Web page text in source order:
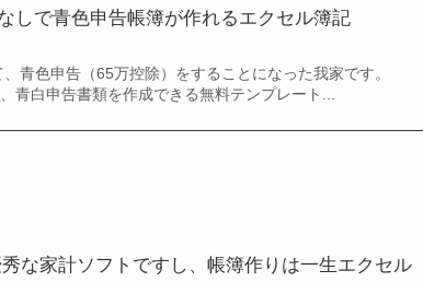
しで青色申告帳簿が作れるエクセル簿記
青色申告（65万控除）をすることになった我家です。
青白申告書類を作成できる無料テンプレート...
な家計ソフトですし、帳簿作りは一生エクセル